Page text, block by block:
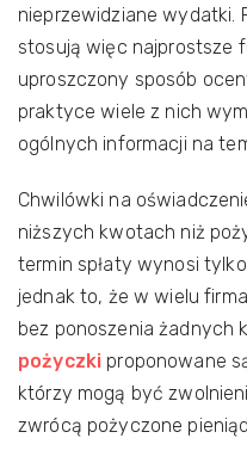
nieprzewidziane wydatki.
stosują więc najprostsze
uproszczony sposób
praktyce wiele z nich
ogólnych informacji na
Chwilówki na
niższych kwotach niż
termin spłaty wynosi
jednak to, że w wielu
bez ponoszenia żadnych
pożyczki proponowane
którzy mogą być
zwrócą pożyczone